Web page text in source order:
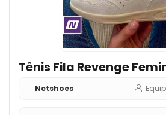
Tênis Fila Revenge
Netshoes